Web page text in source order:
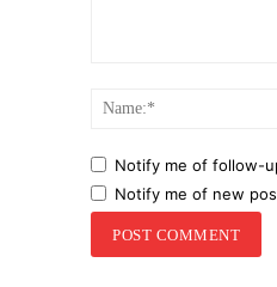
Notify me of follow-
Notify me of new